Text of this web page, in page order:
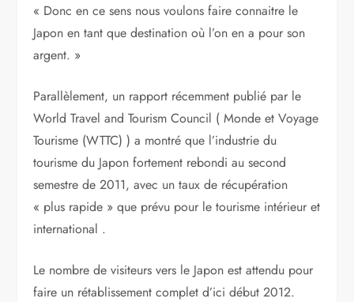
« Donc en ce sens nous voulons faire connaitre le
Japon en tant que destination où l’on en a pour son
argent. »
Parallèlement, un rapport récemment publié par le
World Travel and Tourism Council ( Monde et Voyage
Tourisme (WTTC) ) a montré que l’industrie du
tourisme du Japon fortement rebondi au second
semestre de 2011, avec un taux de récupération
« plus rapide » que prévu pour le tourisme intérieur et
international .
Le nombre de visiteurs vers le Japon est attendu pour
faire un rétablissement complet d’ici début 2012.